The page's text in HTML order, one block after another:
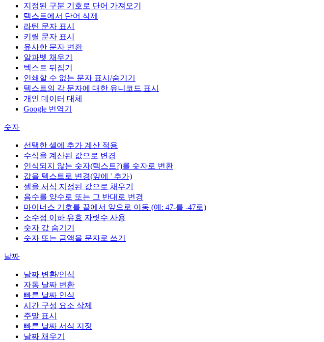
지정된 구분 기호로 단어 가져오기
텍스트에서 단어 삭제
라틴 문자 표시
키릴 문자 표시
유사한 문자 변환
알파벳 채우기
텍스트 뒤집기
인쇄할 수 없는 문자 표시/숨기기
텍스트의 각 문자에 대한 유니코드 표시
개인 데이터 대체
Google 번역기
숫자
선택한 셀에 추가 계산 적용
수식을 계산된 값으로 변경
인식되지 않는 숫자(텍스트?)를 숫자로 변환
값을 텍스트로 변경(앞에 ' 추가)
셀을 서식 지정된 값으로 채우기
음수를 양수로 또는 그 반대로 변경
마이너스 기호를 끝에서 앞으로 이동 (예: 47-를 -47로)
소수점 이하 유효 자릿수 사용
숫자 값 숨기기
숫자 또는 금액을 문자로 쓰기
날짜
날짜 변환/인식
자동 날짜 변환
빠른 날짜 인식
시간 구성 요소 삭제
주말 표시
빠른 날짜 서식 지정
날짜 채우기